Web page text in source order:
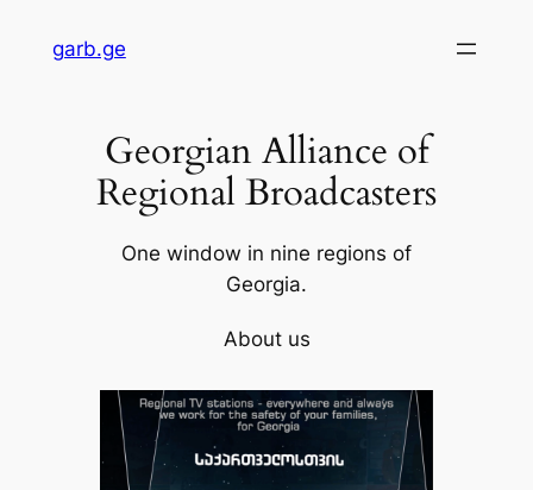
garb.ge
Georgian Alliance of
Regional Broadcasters
One window in nine regions of
Georgia.
About us